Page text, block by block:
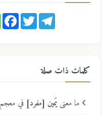
TwitterTelegram
كلمات ذات صلة
ما معنىيَمين [مفرد] في معجم